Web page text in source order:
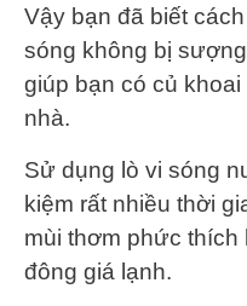
Vậy bạn đã biết
sóng không bị
giúp bạn có củ
nhà.
Sử dụng lò vi sóng
kiệm rất nhiều thời
mùi thơm phức
đông giá lạnh.